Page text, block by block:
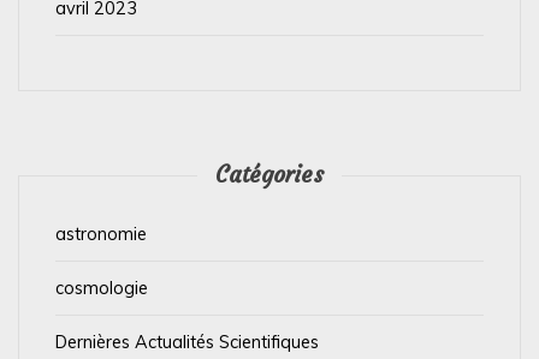
avril 2023
Catégories
astronomie
cosmologie
Dernières Actualités Scientifiques